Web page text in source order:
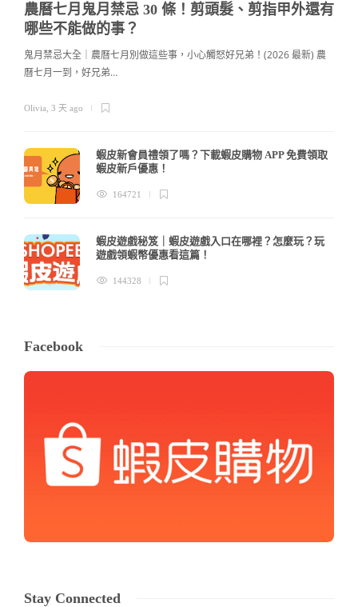
農曆七月鬼月禁忌 30 條！剪頭髮、剪指甲外還有
哪些不能做的事？
鬼月禁忌大全｜農曆七月別做這些事，小心觸怒好兄弟！(2026 最新) 農
曆七月一到，好兄弟…
Olivia 3 天 ago
蝦皮新會員禮領了嗎？下載蝦皮購物 APP 免費領取
蝦皮新戶優惠！
164721
蝦皮遊戲秘笈｜蝦皮遊戲入口在哪裡？怎麼玩？玩
遊戲領蝦幣優惠看這篇！
144328
Facebook
Stay Connected